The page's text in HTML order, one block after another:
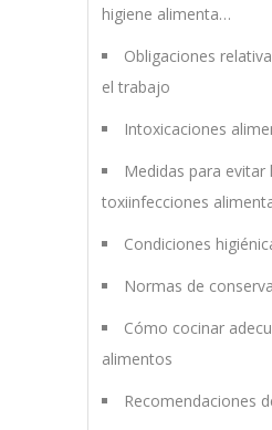
higiene alimenta…
Obligaciones
el trabajo
Intoxicaciones
Medidas para evitar
toxiinfecciones
Condiciones
Normas de
Cómo cocinar
alimentos
Recomendaciones